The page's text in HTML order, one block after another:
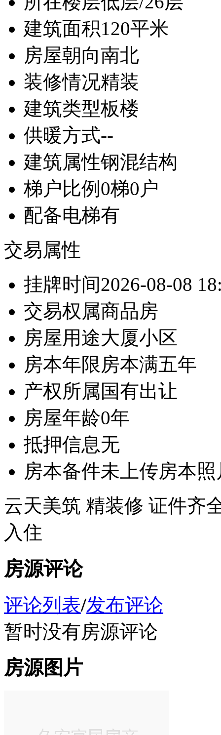
建筑面积120平米
房屋朝向南北
装修情况精装
建筑类型板楼
供暖方式--
建筑属性钢混结构
梯户比例 0梯0户
配备电梯有
交易属性
挂牌时间2026-08-08
交易权属商品房
房屋用途大厦小区
房本年限 房本满五年
产权所属国有出让
房屋年龄0年
抵押信息无
房本备件未上传房本照
云天美筑 精装修 证件齐
入住
房源评论
评论列表/发布评论
暂时没有房源评论
房源图片